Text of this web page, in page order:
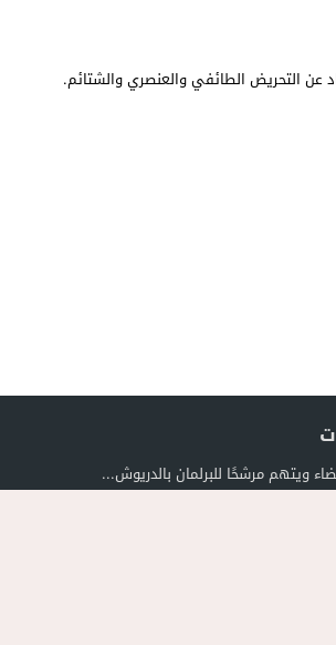
عن التحريض الطائفي والعنصري والشتائم.
ويتهم مرشحًا للبرلمان بالدريوش...